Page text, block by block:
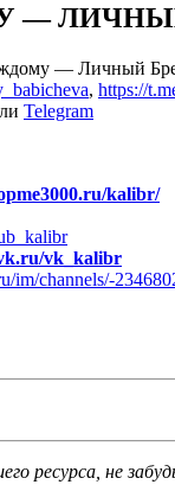
—
— Личный
, https://
Telegram
kalibr/
vk_kalibr
im/channels/-
ресурса, не